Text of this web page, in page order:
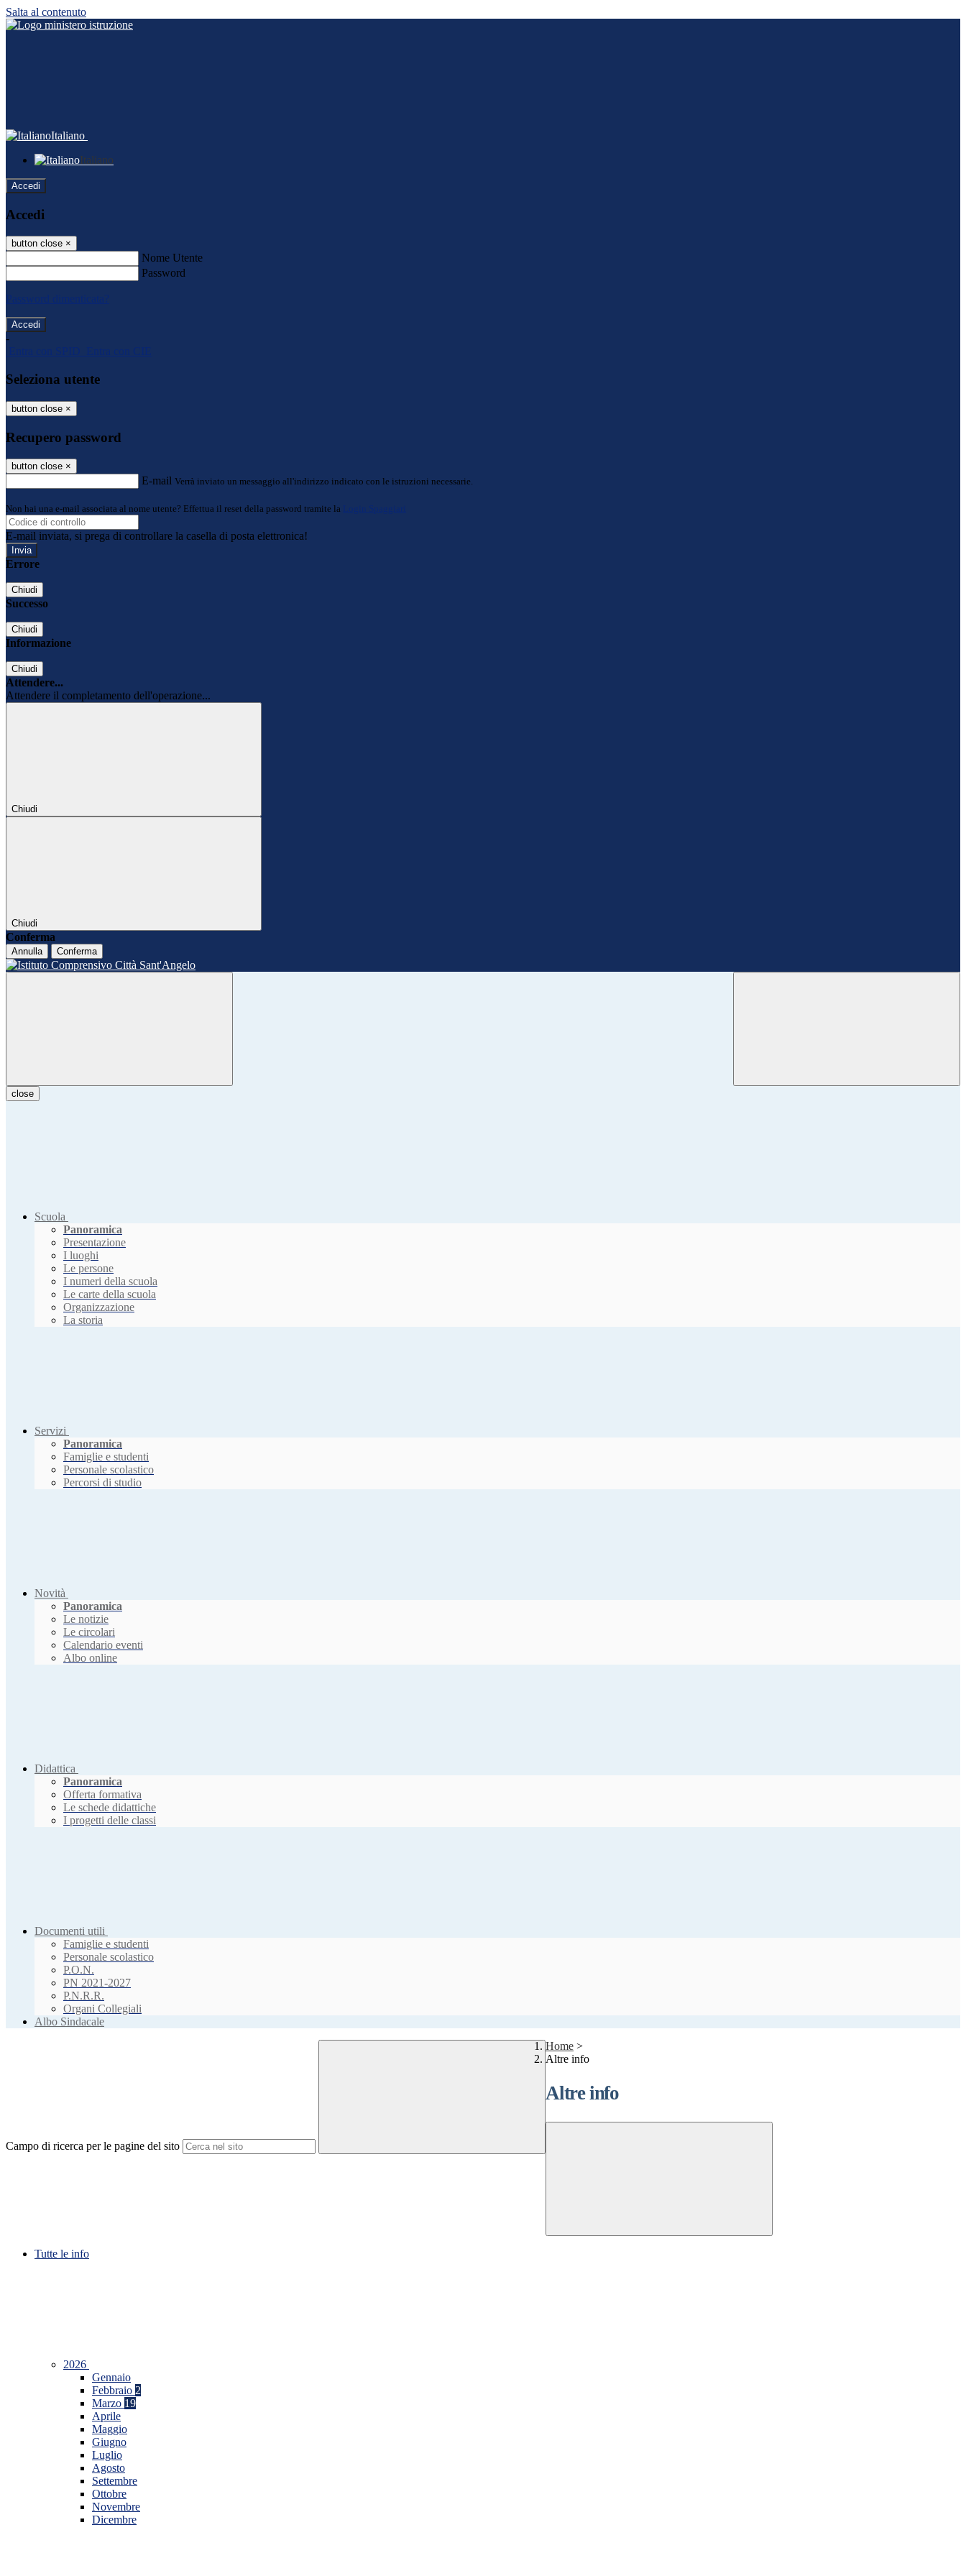
Salta al contenuto
Italiano
Italiano
Accedi
Accedi
button close ×
Nome Utente
Password
Password dimenticata?
-
Entra con SPID
Entra con CIE
Seleziona utente
button close ×
Recupero password
button close ×
E-mail Verrà inviato un messaggio all'indirizzo indicato con le istruzioni necessarie.
Non hai una e-mail associata al nome utente? Effettua il reset della password tramite la Login Spaggiari
E-mail inviata, si prega di controllare la casella di posta elettronica!
Errore
Chiudi
Successo
Chiudi
Informazione
Chiudi
Attendere...
Attendere il completamento dell'operazione...
Chiudi
Chiudi
Conferma
Annulla Conferma
close
Scuola
Panoramica
Presentazione
I luoghi
Le persone
I numeri della scuola
Le carte della scuola
Organizzazione
La storia
Servizi
Panoramica
Famiglie e studenti
Personale scolastico
Percorsi di studio
Novità
Panoramica
Le notizie
Le circolari
Calendario eventi
Albo online
Didattica
Panoramica
Offerta formativa
Le schede didattiche
I progetti delle classi
Documenti utili
Famiglie e studenti
Personale scolastico
P.O.N.
PN 2021-2027
P.N.R.R.
Organi Collegiali
Albo Sindacale
Campo di ricerca per le pagine del sito
Home >
Altre info
Altre info
Tutte le info
2026
Gennaio
Febbraio 2
Marzo 19
Aprile
Maggio
Giugno
Luglio
Agosto
Settembre
Ottobre
Novembre
Dicembre